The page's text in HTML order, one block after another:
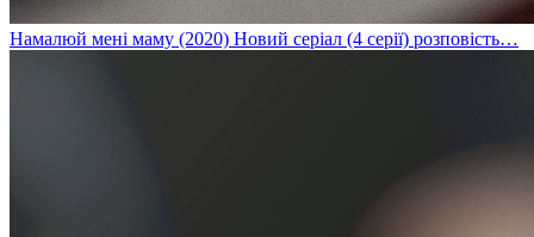
Намалюй мені маму (2020) Новий серіал (4 серії) розповість…